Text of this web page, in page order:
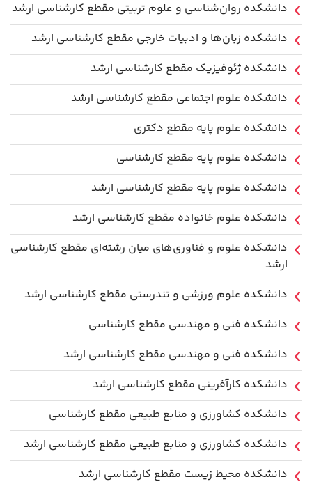
دانشکده روان‌شناسی و علوم تربیتی مقطع کارشناسی ارشد
دانشکده زبان‌ها و ادبیات خارجی مقطع کارشناسی ارشد
دانشکده ژئوفیزیک مقطع کارشناسی ارشد
دانشکده علوم اجتماعی مقطع کارشناسی ارشد
دانشکده علوم پایه مقطع دکتری
دانشکده علوم پایه مقطع کارشناسی
دانشکده علوم پایه مقطع کارشناسی ارشد
دانشکده علوم خانواده مقطع کارشناسی ارشد
دانشکده علوم و فناوری‌های میان رشته‌ای مقطع کارشناسی
ارشد
دانشکده علوم ورزشی و تندرستی مقطع کارشناسی ارشد
دانشکده فنی و مهندسی مقطع کارشناسی
دانشکده فنی و مهندسی مقطع کارشناسی ارشد
دانشکده کارآفرینی مقطع کارشناسی ارشد
دانشکده کشاورزی و منابع طبیعی مقطع کارشناسی
دانشکده کشاورزی و منابع طبیعی مقطع کارشناسی ارشد
دانشکده محیط زیست مقطع کارشناسی ارشد